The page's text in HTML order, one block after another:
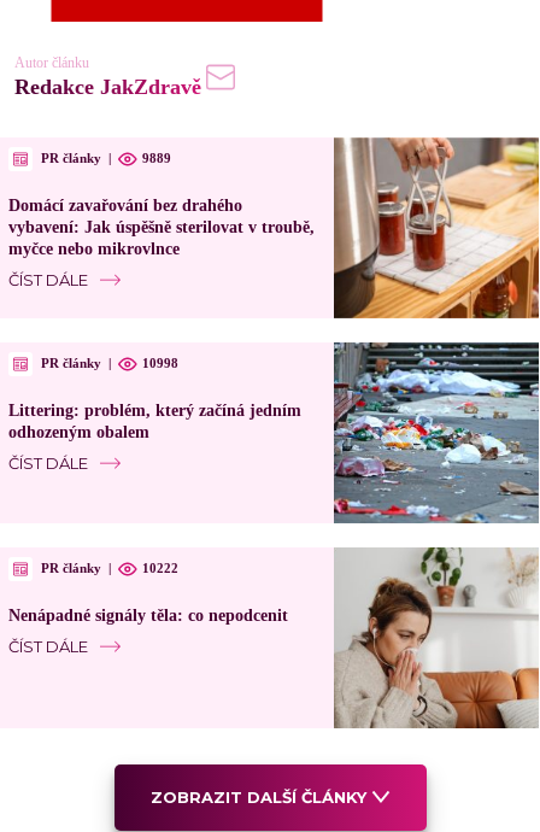
Autor článku
Redakce JakZdravě
PR články 9889
Domácí zavařování bez drahého
vybavení: Jak úspěšně sterilovat v troubě,
myčce nebo mikrovlnce
ČÍST DÁLE
PR články 10998
Littering: problém, který začíná jedním
odhozeným obalem
ČÍST DÁLE
PR články 10222
Nenápadné signály těla: co nepodcenit
ČÍST DÁLE
ZOBRAZIT DALŠÍ ČLÁNKY